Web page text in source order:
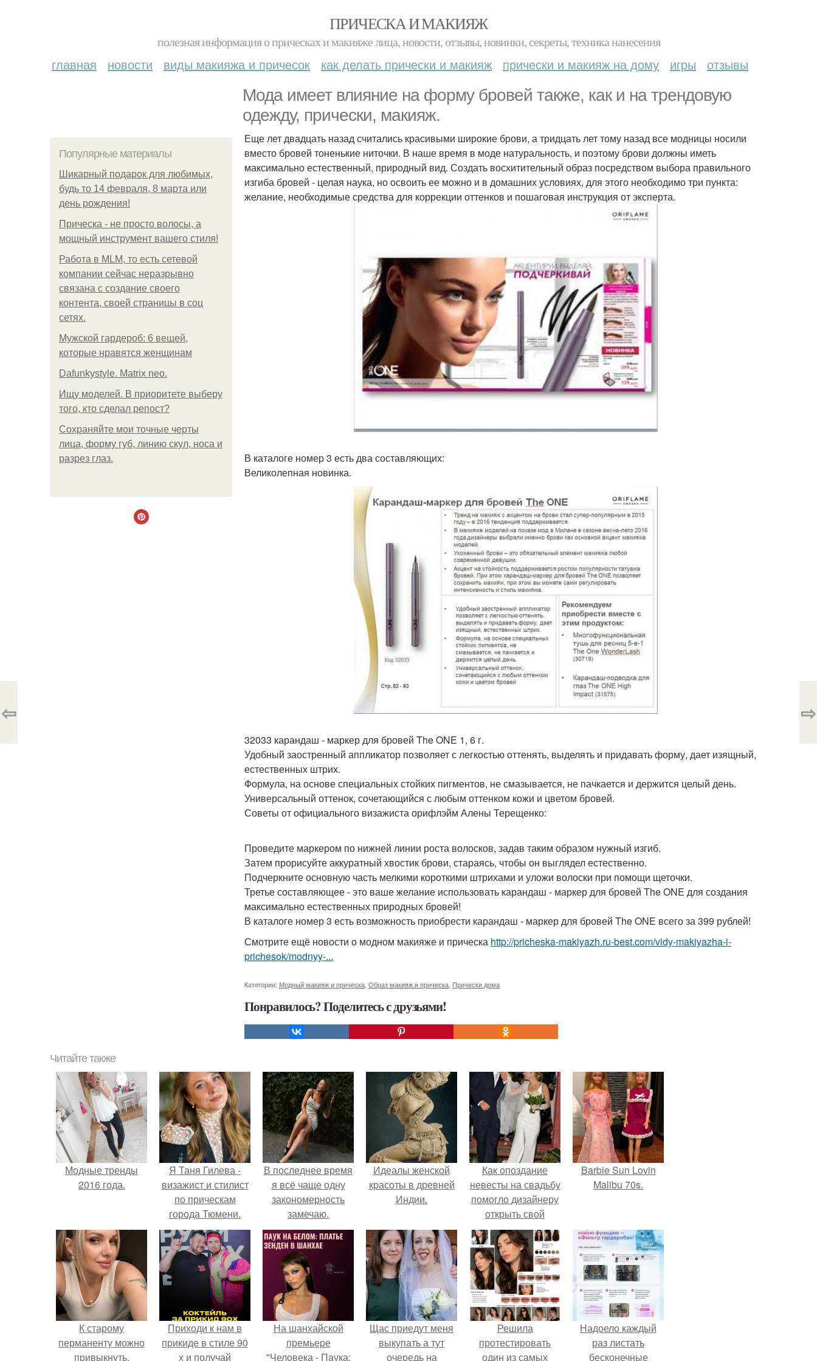
ПРИЧЕСКА И МАКИЯЖ
полезная информация о прическах и макияже лица, новости, отзывы, новинки, секреты, техника нанесения
главная новости виды макияжа и причесок как делать прически и макияж прически и макияж на дому игры отзывы
Мода имеет влияние на форму бровей также, как и на трендовую
одежду, прически, макияж.
Популярные материалы
Шикарный подарок для любимых,
будь то 14 февраля, 8 марта или
день рождения!
Прическа - не просто волосы, а
мощный инструмент вашего стиля!
Работа в MLM, то есть сетевой
компании сейчас неразрывно
связана с создание своего
контента, своей страницы в соц
сетях.
Мужской гардероб: 6 вещей,
которые нравятся женщинам
Dafunkystyle. Matrix neo.
Ищу моделей. В приоритете выберу
того, кто сделал репост?
Сохраняйте мои точные черты
лица, форму губ, линию скул, носа и
разрез глаз.
Еще лет двадцать назад считались красивыми широкие брови, а тридцать лет тому назад все модницы носили
вместо бровей тоненькие ниточки. В наше время в моде натуральность, и поэтому брови должны иметь
максимально естественный, природный вид. Создать восхитительный образ посредством выбора правильного
изгиба бровей - целая наука, но освоить ее можно и в домашних условиях, для этого необходимо три пункта:
желание, необходимые средства для коррекции оттенков и пошаговая инструкция от эксперта.
В каталоге номер 3 есть два составляющих:
Великолепная новинка.
32033 карандаш - маркер для бровей The ONE 1, 6 г.
Удобный заостренный аппликатор позволяет с легкостью оттенять, выделять и придавать форму, дает изящный,
естественных штрих.
Формула, на основе специальных стойких пигментов, не смазывается, не пачкается и держится целый день.
Универсальный оттенок, сочетающийся с любым оттенком кожи и цветом бровей.
Советы от официального визажиста орифлэйм Алены Терещенко:
Проведите маркером по нижней линии роста волосков, задав таким образом нужный изгиб.
Затем прорисуйте аккуратный хвостик брови, стараясь, чтобы он выглядел естественно.
Подчеркните основную часть мелкими короткими штрихами и уложи волоски при помощи щеточки.
Третье составляющее - это ваше желание использовать карандаш - маркер для бровей The ONE для создания
максимально естественных природных бровей!
В каталоге номер 3 есть возможность приобрести карандаш - маркер для бровей The ONE всего за 399 рублей!
Смотрите ещё новости о модном макияже и прическа http://pricheska-makiyazh.ru-best.com/vidy-makiyazha-i-
prichesok/modnyy-...
Категории: Модный макияж и прическа Образ макияж и прическа Прически дома
Понравилось? Поделитесь с друзьями!
⇦ ⇨
Читайте также
Модные тренды
2016 года.
Я Таня Гилева -
визажист и стилист
по прическам
города Тюмени.
В последнее время
я всё чаще одну
закономерность
замечаю.
Идеалы женской
красоты в древней
Индии.
Как опоздание
невесты на свадьбу
помогло дизайнеру
открыть свой
бренд.
Barbie Sun Lovin
Malibu 70s.
К старому
перманенту можно
привыкнуть.
Приходи к нам в
прикиде в стиле 90
х и получай
На шанхайской
премьере
"Человека - Паука:
Щас приедут меня
выкупать а тут
очередь на
Решила
протестировать
один из самых
Надоело каждый
раз листать
бесконечные